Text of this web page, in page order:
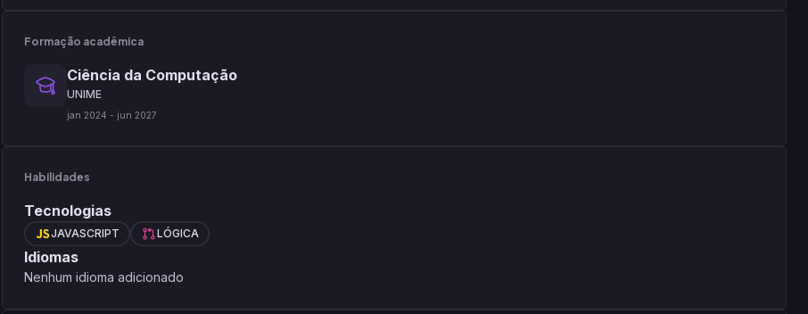
agendamento e repassa o
taxa para o dono da barbearia.
Formação acadêmica
Ciência da Computação
UNIME
jan 2024 - jun 2027
Habilidades
Tecnologias
JAVASCRIPT LÓGICA
Idiomas
Nenhum idioma adicionado